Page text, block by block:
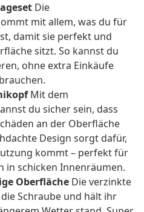
Die
mit allem, was du für
damit sie perfekt und
sitzt. So kannst du
ohne extra Einkäufe
Mit dem
du sicher sein, dass
an der Oberfläche
Design sorgt dafür,
kommt – perfekt für
in schicken Innenräumen.
Oberfläche Die verzinkte
Schraube und hält ihr